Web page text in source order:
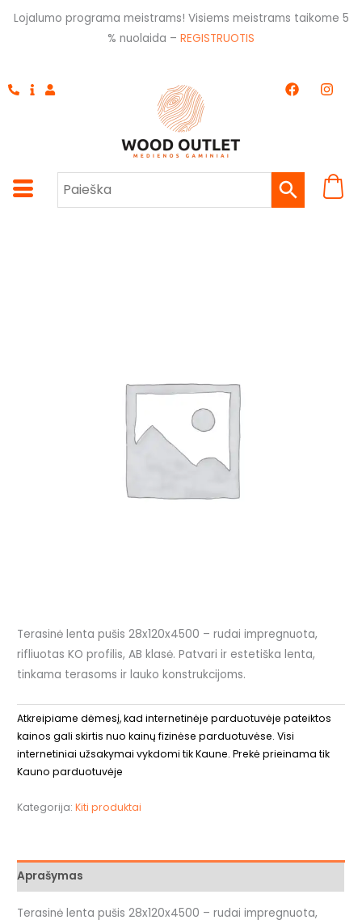
Pereiti
Lojalumo programa meistrams! Visiems meistrams taikome 5
% nuolaida – REGISTRUOTIS
F
a
k
I
n
a
m
Terasinė lenta pušis 28x120x4500 – rudai impregnuota,
rifliuotas KO profilis, AB klasė. Patvari ir estetiška lenta,
tinkama terasoms ir lauko konstrukcijoms.
Atkreipiame dėmesį, kad internetinėje parduotuvėje pateiktos
kainos gali skirtis nuo kainų fizinėse parduotuvėse. Visi
internetiniai užsakymai vykdomi tik Kaune. Prekė prieinama tik
Kauno parduotuvėje
Kategorija:Kiti produktai
Aprašymas
Terasinė lenta pušis 28x120x4500 – rudai impregnuota,